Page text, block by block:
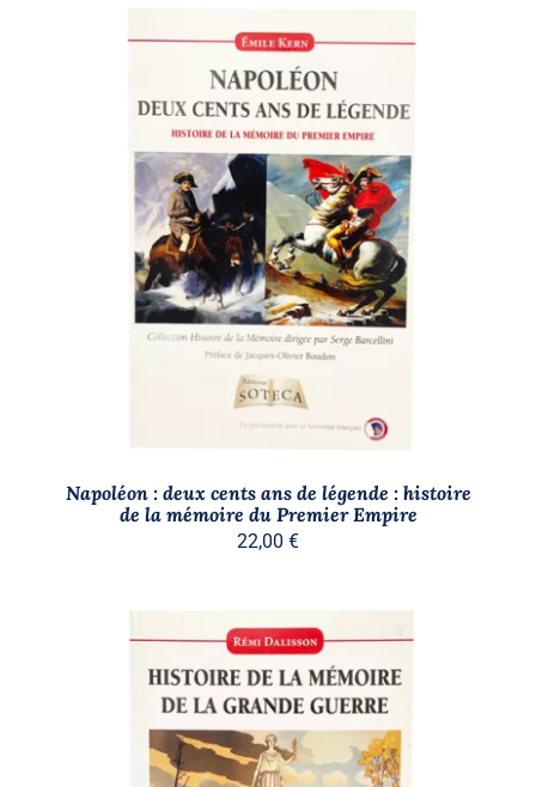
AJOUTER AU PANIER
/
Napoléon : deux cents ans de légende : histoire
de la mémoire du Premier Empire
22,00 €